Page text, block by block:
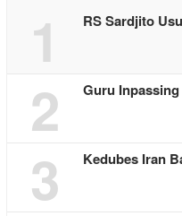
1 RS Sardjito
2 Guru
3 Kedubes Iran